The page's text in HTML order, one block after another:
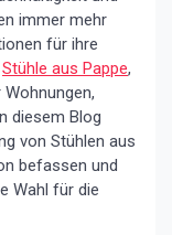
immer mehr
für ihre
Stühle aus Pappe,
diesem Blog
von Stühlen aus
befassen und
Wahl für die